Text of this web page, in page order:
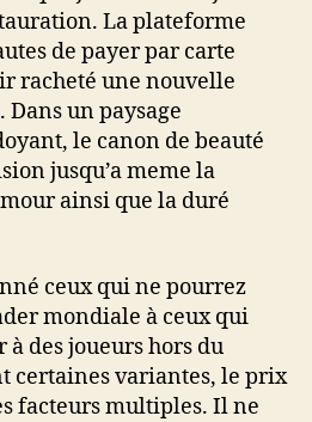
La plateforme
de payer par carte
racheté une nouvelle
un paysage
le canon de beauté
jusqu’a meme la
ainsi que la duré
ceux qui ne pourrez
mondiale à ceux qui
des joueurs hors du
certaines variantes, le prix
facteurs multiples. Il ne